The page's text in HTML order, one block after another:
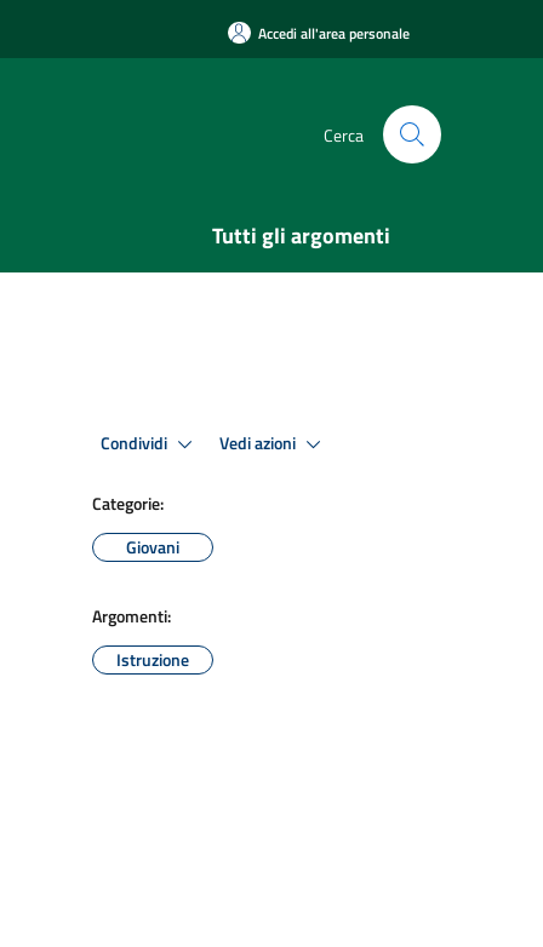
Accedi all'area personale
Cerca
Tutti gli argomenti
Condividi Vedi azioni
Categorie:
Giovani
Argomenti:
Istruzione